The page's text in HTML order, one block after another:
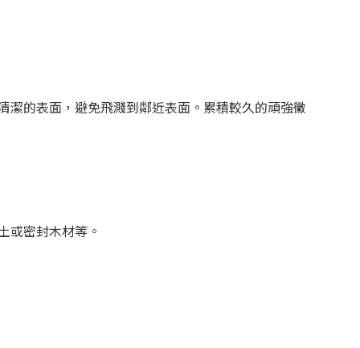
的表面，避免飛濺到鄰近表面。累積較久的頑強黴
或密封木材等。